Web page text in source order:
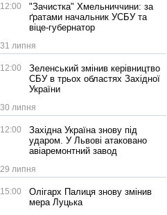
12:00
"Зачистка" Хмельниччини: за
ґратами начальник УСБУ та
віце-губернатор
31 липня
12:00
Зеленський змінив керівництво
СБУ в трьох областях Західної
України
30 липня
12:00
Західна Україна знову під
ударом. У Львові атаковано
авіаремонтний завод
29 липня
15:00
Олігарх Палиця знову змінив
мера Луцька